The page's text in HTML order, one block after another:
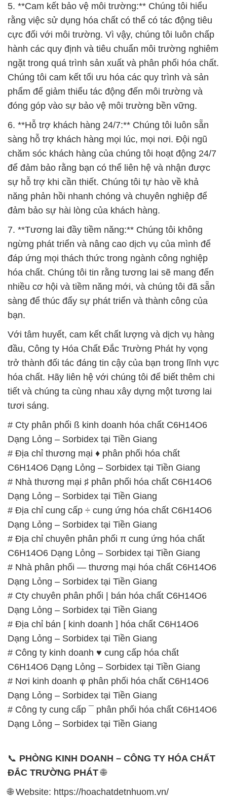
5. **Cam kết bảo vệ môi trường:** Chúng tôi hiểu
rằng việc sử dụng hóa chất có thể có tác động tiêu
cực đối với môi trường. Vì vậy, chúng tôi luôn chấp
hành các quy định và tiêu chuẩn môi trường nghiêm
ngặt trong quá trình sản xuất và phân phối hóa chất.
Chúng tôi cam kết tối ưu hóa các quy trình và sản
phẩm để giảm thiểu tác động đến môi trường và
đóng góp vào sự bảo vệ môi trường bền vững.
6. **Hỗ trợ khách hàng 24/7:** Chúng tôi luôn sẵn
sàng hỗ trợ khách hàng mọi lúc, mọi nơi. Đội ngũ
chăm sóc khách hàng của chúng tôi hoạt động 24/7
để đảm bảo rằng bạn có thể liên hệ và nhận được
sự hỗ trợ khi cần thiết. Chúng tôi tự hào về khả
năng phản hồi nhanh chóng và chuyên nghiệp để
đảm bảo sự hài lòng của khách hàng.
7. **Tương lai đầy tiềm năng:** Chúng tôi không
ngừng phát triển và nâng cao dịch vụ của mình để
đáp ứng mọi thách thức trong ngành công nghiệp
hóa chất. Chúng tôi tin rằng tương lai sẽ mang đến
nhiều cơ hội và tiềm năng mới, và chúng tôi đã sẵn
sàng để thúc đẩy sự phát triển và thành công của
bạn.
Với tâm huyết, cam kết chất lượng và dịch vụ hàng
đầu, Công ty Hóa Chất Đắc Trường Phát hy vọng
trở thành đối tác đáng tin cậy của bạn trong lĩnh vực
hóa chất. Hãy liên hệ với chúng tôi để biết thêm chi
tiết và chúng ta cùng nhau xây dựng một tương lai
tươi sáng.
# Cty phân phối ß kinh doanh hóa chất C6H14O6
Dạng Lỏng – Sorbidex tại Tiền Giang
# Địa chỉ thương mại ♦ phân phối hóa chất
C6H14O6 Dạng Lỏng – Sorbidex tại Tiền Giang
# Nhà thương mại ♯ phân phối hóa chất C6H14O6
Dạng Lỏng – Sorbidex tại Tiền Giang
# Địa chỉ cung cấp ÷ cung ứng hóa chất C6H14O6
Dạng Lỏng – Sorbidex tại Tiền Giang
# Địa chỉ chuyên phân phối π cung ứng hóa chất
C6H14O6 Dạng Lỏng – Sorbidex tại Tiền Giang
# Nhà phân phối — thương mại hóa chất C6H14O6
Dạng Lỏng – Sorbidex tại Tiền Giang
# Cty chuyên phân phối | bán hóa chất C6H14O6
Dạng Lỏng – Sorbidex tại Tiền Giang
# Địa chỉ bán [ kinh doanh ] hóa chất C6H14O6
Dạng Lỏng – Sorbidex tại Tiền Giang
# Công ty kinh doanh ♥ cung cấp hóa chất
C6H14O6 Dạng Lỏng – Sorbidex tại Tiền Giang
# Nơi kinh doanh φ phân phối hóa chất C6H14O6
Dạng Lỏng – Sorbidex tại Tiền Giang
# Công ty cung cấp ¯ phân phối hóa chất C6H14O6
Dạng Lỏng – Sorbidex tại Tiền Giang
📞 PHÒNG KINH DOANH – CÔNG TY HÓA CHẤT
ĐẮC TRƯỜNG PHÁT🌐
🌐 Website: https://hoachatdetnhuom.vn/